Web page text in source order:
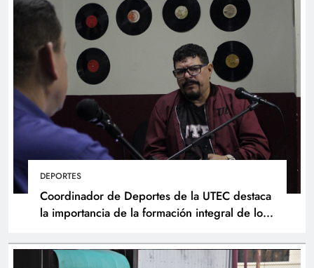
DEPORTES
Coordinador de Deportes de la UTEC destaca
la importancia de la formación integral de los